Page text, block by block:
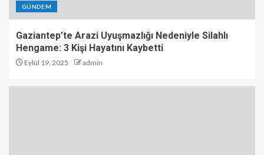
GÜNDEM
Gaziantep’te Arazi Uyuşmazlığı Nedeniyle Silahlı
Hengame: 3 Kişi Hayatını Kaybetti
Eylül 19, 2025 admin